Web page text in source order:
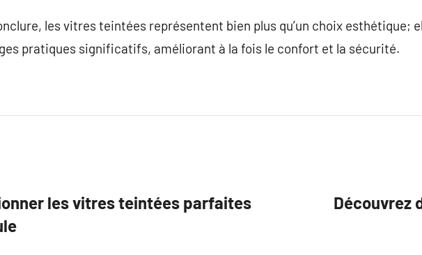
les vitres teintées représentent bien plus qu’un choix esthétique;
pratiques significatifs, améliorant à la fois le confort et la sécurité.
les vitres teintées parfaites
Découvrez